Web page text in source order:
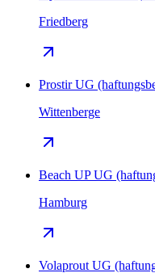
Friedberg
Prostir UG
Wittenberge
Beach UP UG
Hamburg
Volaprout UG